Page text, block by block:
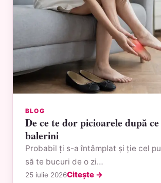
BLOG
De ce te dor picioarele după
balerini
Probabil ți s-a întâmplat și ție cel
să te bucuri de o zi…
25 iulie 2026Citește →